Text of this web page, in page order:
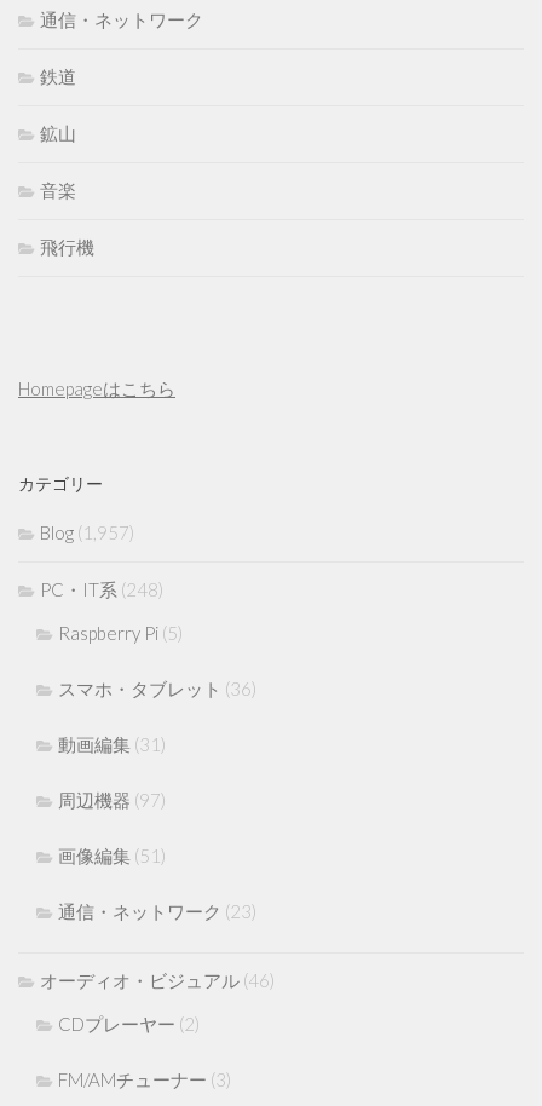
通信・ネットワーク
鉄道
鉱山
音楽
飛行機
Homepageはこちら
カテゴリー
Blog (1,957)
PC・IT系 (248)
Raspberry Pi (5)
スマホ・タブレット (36)
動画編集 (31)
周辺機器 (97)
画像編集 (51)
通信・ネットワーク (23)
オーディオ・ビジュアル (46)
CDプレーヤー (2)
FM/AMチューナー (3)